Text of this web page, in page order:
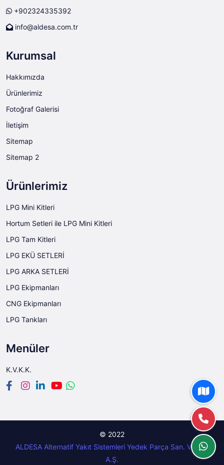
+902324335392
info@aldesa.com.tr
Kurumsal
Hakkımızda
Ürünlerimiz
Fotoğraf Galerisi
İletişim
Sitemap
Sitemap 2
Ürünlerimiz
LPG Mini Kitleri
Hortum Setleri ile LPG Mini Kitleri
LPG Tam Kitleri
LPG EKÜ SETLERİ
LPG ARKA SETLERİ
LPG Ekipmanları
CNG Ekipmanları
LPG Tankları
Menüler
K.V.K.K.
© 2022
ALDESA Alternatif Yakıt Sistemleri Yedek Parça San. Ve Tic.
A.Ş.